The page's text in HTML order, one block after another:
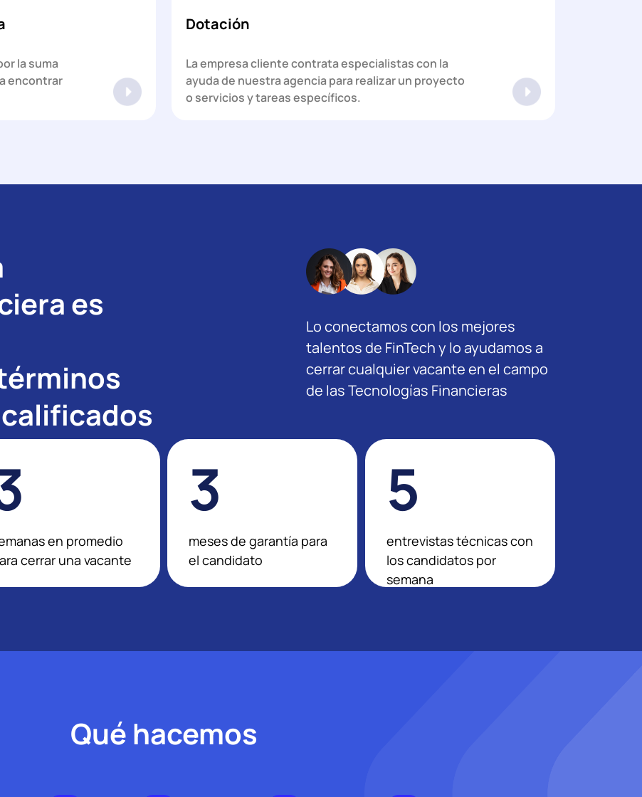
la suma
encontrar
Dotación
La empresa cliente contrata especialistas con la
ayuda de nuestra agencia para realizar un proyecto
o servicios y tareas específicos.
es
Lo conectamos con los mejores
talentos de FinTech y lo ayudamos a
cerrar cualquier vacante en el campo
de las Tecnologías Financieras
en promedio
cerrar una vacante
3
meses de garantía para
el candidato
5
entrevistas técnicas con
los candidatos por
semana
Qué hacemos